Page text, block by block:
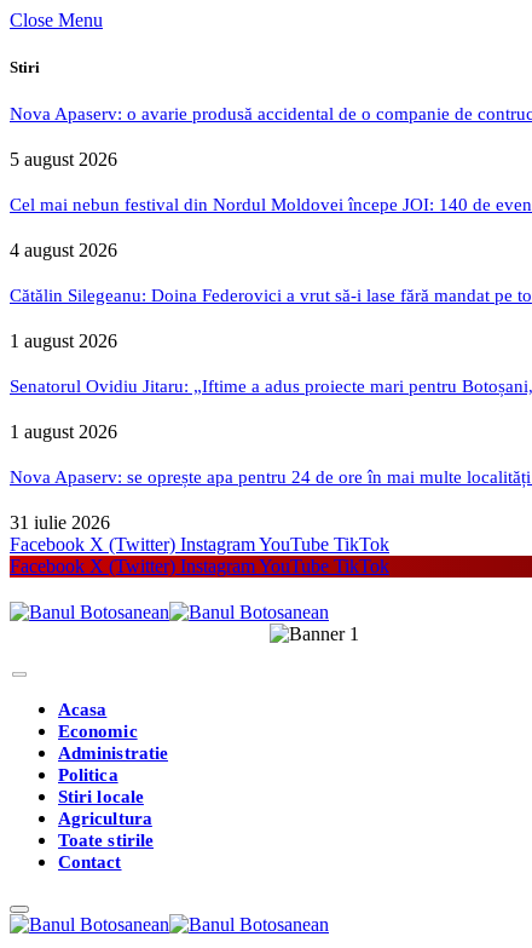
Close Menu
Stiri
Nova Apaserv: o avarie produsă accidental de o companie de
5 august 2026
Cel mai nebun festival din Nordul Moldovei începe JOI: 140 de
4 august 2026
Cătălin Silegeanu: Doina Federovici a vrut să-i lase fără mandat pe
1 august 2026
Senatorul Ovidiu Jitaru: „Iftime a adus proiecte mari pentru
1 august 2026
Nova Apaserv: se oprește apa pentru 24 de ore în mai multe
31 iulie 2026
Facebook X (Twitter) InstagramYouTube TikTok
Facebook X (Twitter) InstagramYouTube TikTok
Acasa
Economic
Administratie
Politica
Stiri locale
Agricultura
Toate stirile
Contact